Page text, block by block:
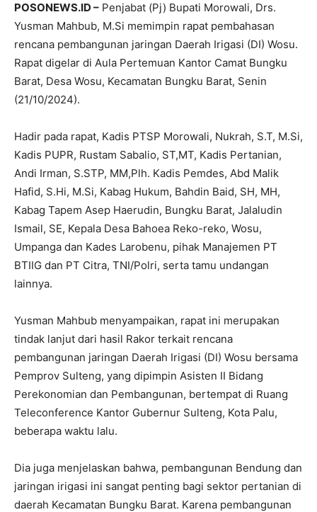
POSONEWS.ID – Penjabat (Pj) Bupati Morowali, Drs.
Yusman Mahbub, M.Si memimpin rapat pembahasan
rencana pembangunan jaringan Daerah Irigasi (DI) Wosu.
Rapat digelar di Aula Pertemuan Kantor Camat Bungku
Barat, Desa Wosu, Kecamatan Bungku Barat, Senin
(21/10/2024).
Hadir pada rapat, Kadis PTSP Morowali, Nukrah, S.T, M.Si,
Kadis PUPR, Rustam Sabalio, ST,MT, Kadis Pertanian,
Andi Irman, S.STP, MM,Plh. Kadis Pemdes, Abd Malik
Hafid, S.Hi, M.Si, Kabag Hukum, Bahdin Baid, SH, MH,
Kabag Tapem Asep Haerudin, Bungku Barat, Jalaludin
Ismail, SE, Kepala Desa Bahoea Reko-reko, Wosu,
Umpanga dan Kades Larobenu, pihak Manajemen PT
BTIIG dan PT Citra, TNI/Polri, serta tamu undangan
lainnya.
Yusman Mahbub menyampaikan, rapat ini merupakan
tindak lanjut dari hasil Rakor terkait rencana
pembangunan jaringan Daerah Irigasi (DI) Wosu bersama
Pemprov Sulteng, yang dipimpin Asisten II Bidang
Perekonomian dan Pembangunan, bertempat di Ruang
Teleconference Kantor Gubernur Sulteng, Kota Palu,
beberapa waktu lalu.
Dia juga menjelaskan bahwa, pembangunan Bendung dan
jaringan irigasi ini sangat penting bagi sektor pertanian di
daerah Kecamatan Bungku Barat. Karena pembangunan